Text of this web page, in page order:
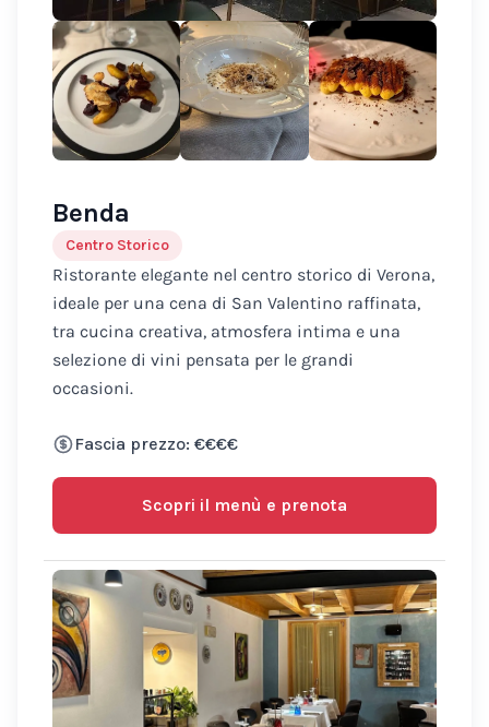
Benda
Centro Storico
Ristorante elegante nel centro storico di Verona,
ideale per una cena di San Valentino raffinata,
tra cucina creativa, atmosfera intima e una
selezione di vini pensata per le grandi
occasioni.
Fascia prezzo: €€€€
Scopri il menù e prenota